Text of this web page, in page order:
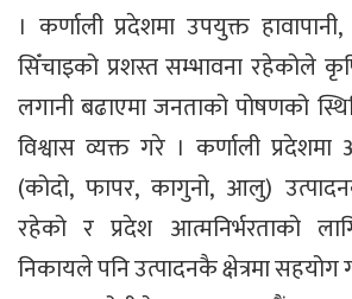
। कर्णाली प्रदेशमा उपयुक्त
सिँचाइको प्रशस्त सम्भावना रहेकोले
लगानी बढाएमा जनताको पोषणको
विश्वास व्यक्त गरे । कर्णाली प्रदेशमा
(कोदो, फापर, कागुनो, आलु)
रहेको र प्रदेश आत्मनिर्भरताको लागि
निकायले पनि उत्पादनकै क्षेत्रमा सहयोग